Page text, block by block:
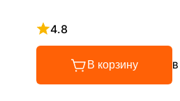
4.8
Рейтинг 4.8 из 5
В корзину